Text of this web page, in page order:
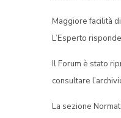
Maggiore facilità
L’Esperto
Il Forum è stato
consultare
La sezione